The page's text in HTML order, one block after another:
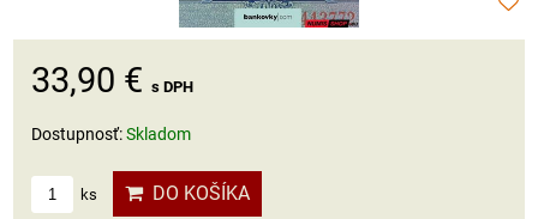
33,90 € s DPH
Dostupnosť:Skladom
ks DO KOŠÍKA